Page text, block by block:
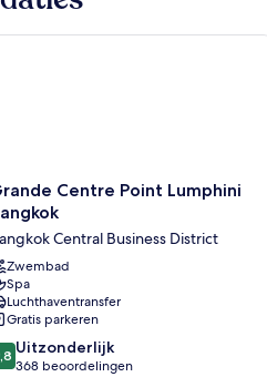
Centre Point Lumphini
Central Business District
Zwembad
Spa
Luchthaventransfer
Gratis parkeren
Uitzonderlijk
368 beoordelingen
Centre Point Lumphini